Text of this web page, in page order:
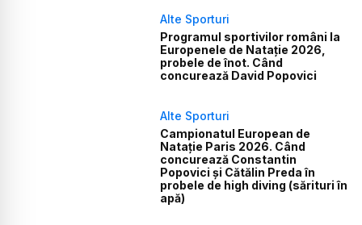
Alte Sporturi
Programul sportivilor români la
Europenele de Natație 2026,
probele de înot. Când
concurează David Popovici
Alte Sporturi
Campionatul European de
Natație Paris 2026. Când
concurează Constantin
Popovici și Cătălin Preda în
probele de high diving (sărituri în
apă)